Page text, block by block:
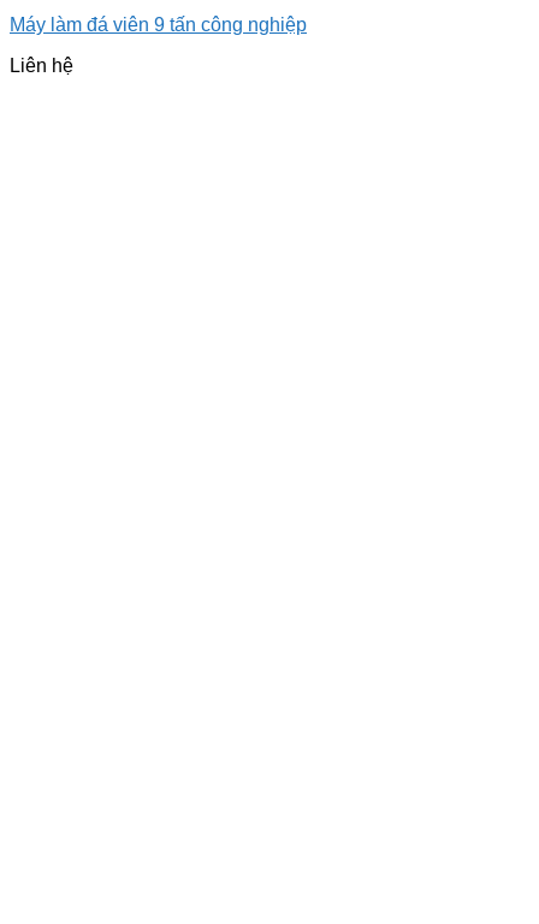
Máy làm đá viên 9 tấn công nghiệp
Liên hệ